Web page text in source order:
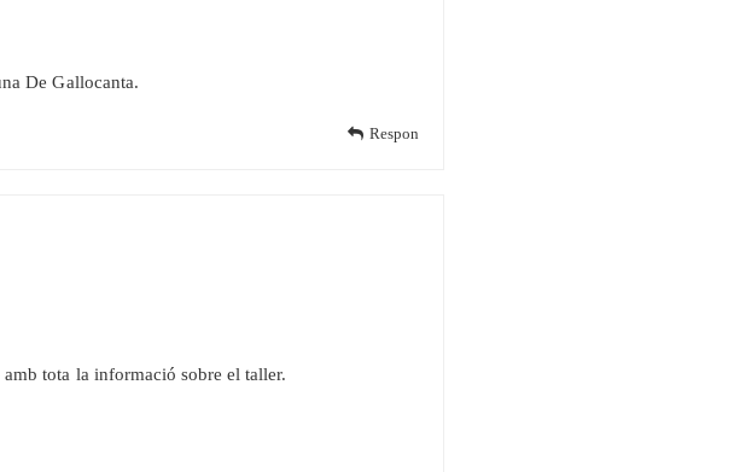
De Gallocanta.
Respon
tota la informació sobre el taller.